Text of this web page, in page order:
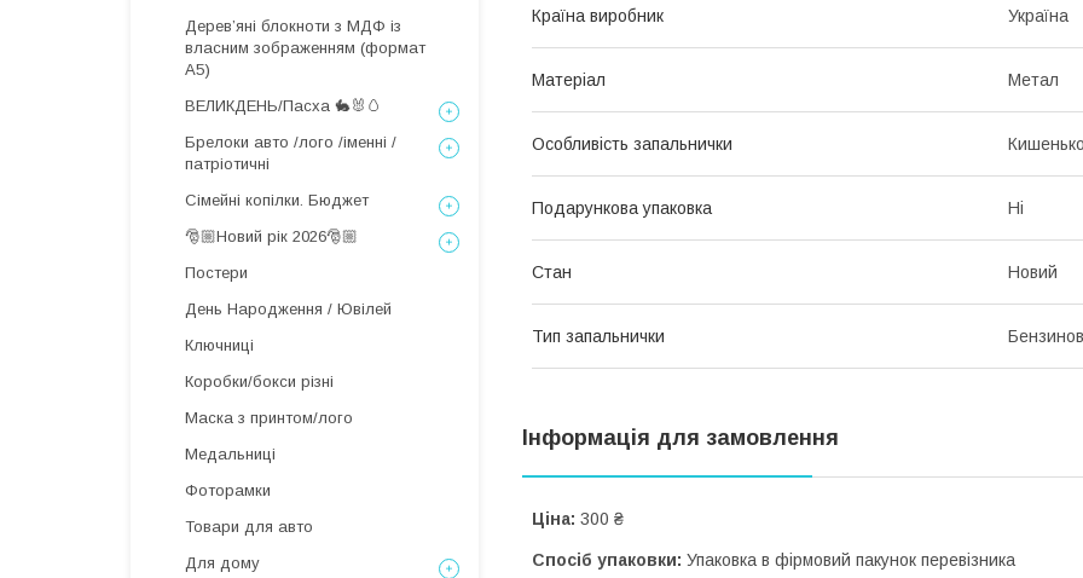
Країна виробник Україна
Матеріал Метал
Особливість запальнички
Подарункова упаковка Ні
Стан Новий
Тип запальнички
Інформація для замовлення
Ціна: 300 ₴
Спосіб упаковки: Упаковка в фірмовий пакунок перевізника
Дерев’яні блокноти з МДФ із
власним зображенням (формат
А5)
ВЕЛИКДЕНЬ/Пасха 🐇🐰🥚
Брелоки авто /лого /іменні /
патріотичні
Сімейні копілки. Бюджет
🎅🏼Новий рік 2026🎅🏼
Постери
День Народження / Ювілей
Ключниці
Коробки/бокси різні
Маска з принтом/лого
Медальниці
Фоторамки
Товари для авто
Для дому